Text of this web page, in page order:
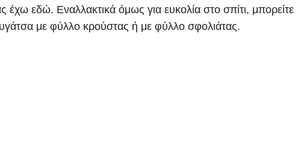
έχω εδώ. Εναλλακτικά όμως για ευκολία στο σπίτι, μπορείτε
με φύλλο κρούστας ή με φύλλο σφολιάτας.